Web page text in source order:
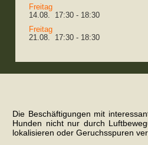
Freitag
14.08. 17:30 - 18:30
Freitag
21.08. 17:30 - 18:30
Die Beschäftigungen mit
Hunden nicht nur durch
lokalisieren oder Geruchsspuren